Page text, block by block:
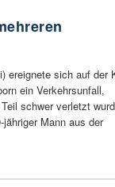
ereignete sich auf der
ein Verkehrsunfall,
schwer verletzt
Mann aus der